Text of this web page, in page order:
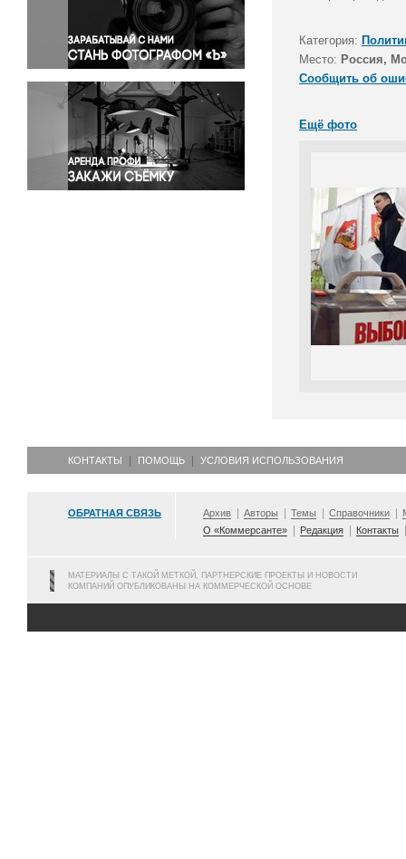
Правосудие
Происшествия и конфликты
Религия
Светская жизнь
Спорт
Экология
Экономика и бизнес
Категория:
Место: Россия,
Сообщить об
Ещё фото
КОНТАКТЫ ПОМОЩЬ УСЛОВИЯ ИСПОЛЬЗОВАНИЯ
ОБРАТНАЯ СВЯЗЬ Архив Авторы Темы Справочники
О «Коммерсанте»
Редакция Контакты
МАТЕРИАЛЫ С ТАКОЙ МЕТКОЙ, ПАРТНЕРСКИЕ ПРОЕКТЫ И НОВОСТИ
КОМПАНИЙ ОПУБЛИКОВАНЫ НА КОММЕРЧЕСКОЙ ОСНОВЕ